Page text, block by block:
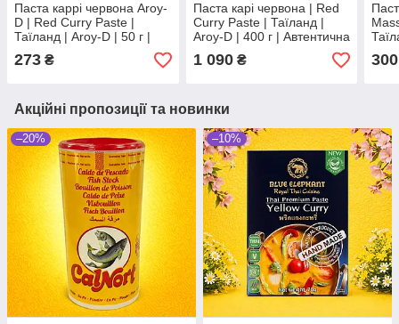
Паста каррі червона Aroy-
D | Red Curry Paste |
Таїланд | Aroy-D | 50 г |
автентичний тайський
смак ЧПоXC
273 ₴
Паста карі червона | Red
Curry Paste | Таїланд |
Aroy-D | 400 г | Автентична
гостра основа для
тайського кокосового карі
1 090₴ 300
Акційні пропозиції та новинки
–20% –10%